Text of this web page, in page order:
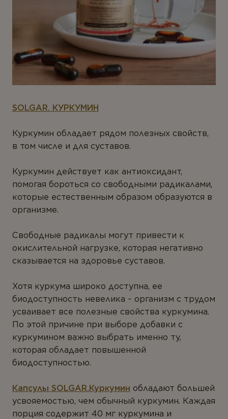
SOLGAR. КУРКУМИН
Куркумин обладает рядом полезных свойств,
в том числе и для суставов.
Куркумин действует как антиоксидант,
помогая бороться со свободными радикалами,
которые естественным образом образуются в
организме.
Свободные радикалы могут привести к
окислительной нагрузке, которая негативно
сказывается на здоровье суставов.
Хотя куркума широко доступна, ее
биодоступность невелика – организм с трудом
усваивает все полезные свойства куркумина.
По этой причине при выборе добавки с
куркумином важно выбрать именно ту,
которая обладает повышенной
биодоступностью.
Капсулы SOLGAR.Куркумин обладают большей
усвояемостью, чем обычный куркумин. Каждая
порция содержит 40 мг куркумина и